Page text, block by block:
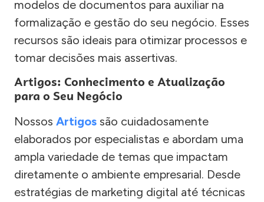
modelos de documentos para auxiliar na
formalização e gestão do seu negócio. Esses
recursos são ideais para otimizar processos e
tomar decisões mais assertivas.
Artigos: Conhecimento e Atualização
para o Seu Negócio
Nossos Artigos são cuidadosamente
elaborados por especialistas e abordam uma
ampla variedade de temas que impactam
diretamente o ambiente empresarial. Desde
estratégias de marketing digital até técnicas